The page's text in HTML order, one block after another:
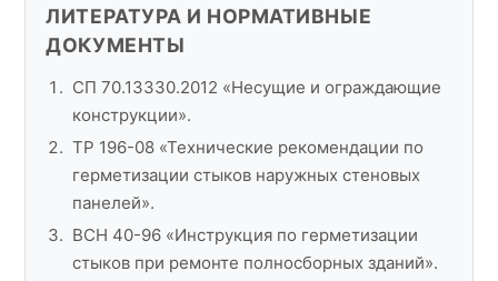
ЛИТЕРАТУРА И НОРМАТИВНЫЕ
ДОКУМЕНТЫ
СП 70.13330.2012 «Несущие и ограждающие
конструкции».
ТР 196-08 «Технические рекомендации по
герметизации стыков наружных стеновых
панелей».
ВСН 40-96 «Инструкция по герметизации
стыков при ремонте полносборных зданий».